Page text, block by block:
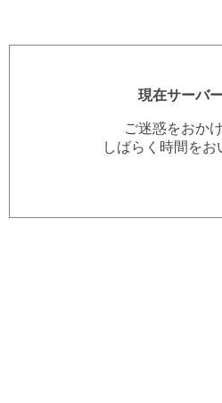
現在サーバ
ご迷惑をおか
しばらく時間を